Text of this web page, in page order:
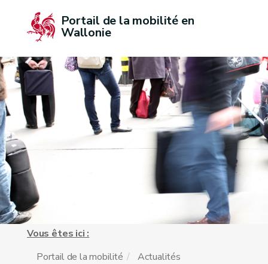
Portail de la mobilité en
Wallonie
Vous êtes ici :
Portail de la mobilité
Actualités